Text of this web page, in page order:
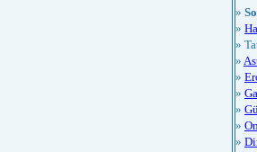
»
»
»
»
»
»
»
»
»